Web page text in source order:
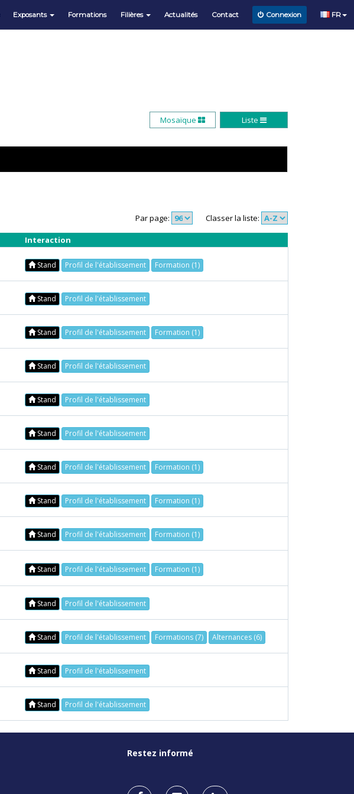
Exposants Formations Filières Actualités Contact Connexion FR
Mosaïque Liste
Par page: Classer la liste:
Interaction
Stand Profil de l'établissement Formation (1)
Stand Profil de l'établissement
Stand Profil de l'établissement Formation (1)
Stand Profil de l'établissement
Stand Profil de l'établissement
Stand Profil de l'établissement
Stand Profil de l'établissement Formation (1)
Stand Profil de l'établissement Formation (1)
Stand Profil de l'établissement Formation (1)
Stand Profil de l'établissement Formation (1)
Stand Profil de l'établissement
Stand Profil de l'établissement Formations (7) Alternances (6)
Stand Profil de l'établissement
Stand Profil de l'établissement
Restez informé